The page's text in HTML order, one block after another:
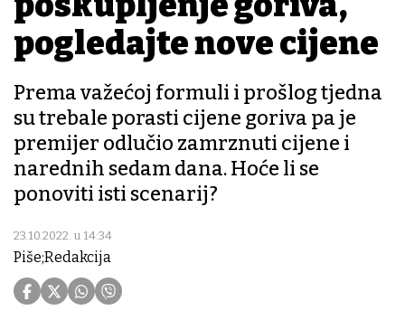
pogledajte nove cijene
Prema važećoj formuli i prošlog tjedna
su trebale porasti cijene goriva pa je
premijer odlučio zamrznuti cijene i
narednih sedam dana. Hoće li se
ponoviti isti scenarij?
23.10.2022. u 14:34
Piše;Redakcija